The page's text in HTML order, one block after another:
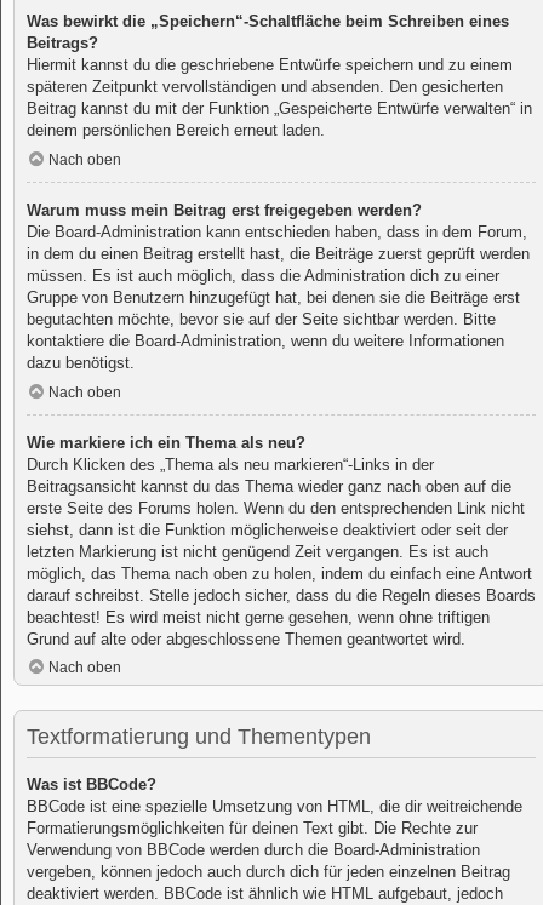
Was bewirkt die „Speichern“-Schaltfläche beim Schreiben eines
Beitrags?
Hiermit kannst du die geschriebene Entwürfe speichern und zu einem
späteren Zeitpunkt vervollständigen und absenden. Den gesicherten
Beitrag kannst du mit der Funktion „Gespeicherte Entwürfe verwalten“ in
deinem persönlichen Bereich erneut laden.
Nach oben
Warum muss mein Beitrag erst freigegeben werden?
Die Board-Administration kann entschieden haben, dass in dem Forum,
in dem du einen Beitrag erstellt hast, die Beiträge zuerst geprüft werden
müssen. Es ist auch möglich, dass die Administration dich zu einer
Gruppe von Benutzern hinzugefügt hat, bei denen sie die Beiträge erst
begutachten möchte, bevor sie auf der Seite sichtbar werden. Bitte
kontaktiere die Board-Administration, wenn du weitere Informationen
dazu benötigst.
Nach oben
Wie markiere ich ein Thema als neu?
Durch Klicken des „Thema als neu markieren“-Links in der
Beitragsansicht kannst du das Thema wieder ganz nach oben auf die
erste Seite des Forums holen. Wenn du den entsprechenden Link nicht
siehst, dann ist die Funktion möglicherweise deaktiviert oder seit der
letzten Markierung ist nicht genügend Zeit vergangen. Es ist auch
möglich, das Thema nach oben zu holen, indem du einfach eine Antwort
darauf schreibst. Stelle jedoch sicher, dass du die Regeln dieses Boards
beachtest! Es wird meist nicht gerne gesehen, wenn ohne triftigen
Grund auf alte oder abgeschlossene Themen geantwortet wird.
Nach oben
Textformatierung und Thementypen
Was ist BBCode?
BBCode ist eine spezielle Umsetzung von HTML, die dir weitreichende
Formatierungsmöglichkeiten für deinen Text gibt. Die Rechte zur
Verwendung von BBCode werden durch die Board-Administration
vergeben, können jedoch auch durch dich für jeden einzelnen Beitrag
deaktiviert werden. BBCode ist ähnlich wie HTML aufgebaut, jedoch